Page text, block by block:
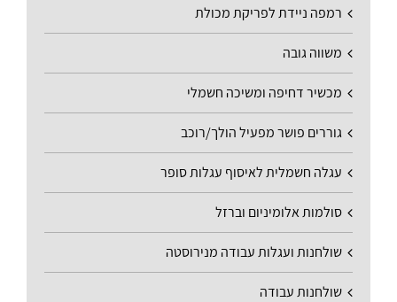
רמפה ניידת לפריקת מכולת
משווה גובה
מכשיר דחיפה ומשיכה חשמלי
גוררים פושר מפעיל הולך/רוכב
עגלה חשמלית לאיסוף עגלות סופר
סולמות אלומיניום וברזל
שולחנות ועגלות עבודה מנירוסטה
שולחנות עבודה